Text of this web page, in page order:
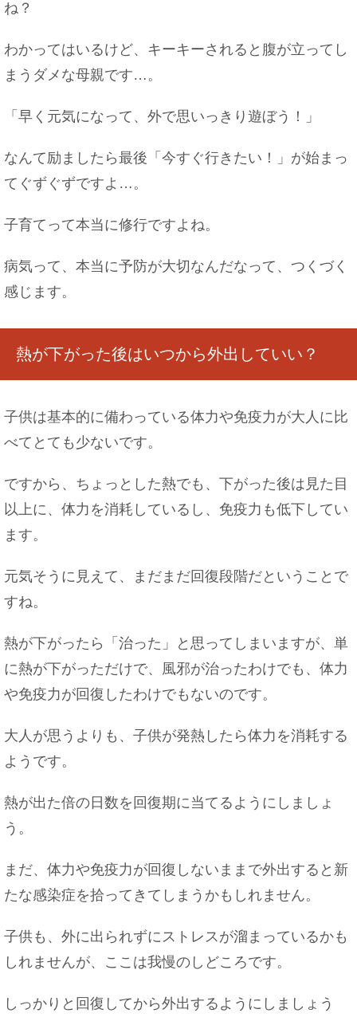
ね？
わかってはいるけど、キーキーされると腹が立ってし
まうダメな母親です…。
「早く元気になって、外で思いっきり遊ぼう！」
なんて励ましたら最後「今すぐ行きたい！」が始まっ
てぐずぐずですよ…。
子育てって本当に修行ですよね。
病気って、本当に予防が大切なんだなって、つくづく
感じます。
熱が下がった後はいつから外出していい？
子供は基本的に備わっている体力や免疫力が大人に比
べてとても少ないです。
ですから、ちょっとした熱でも、下がった後は見た目
以上に、体力を消耗しているし、免疫力も低下してい
ます。
元気そうに見えて、まだまだ回復段階だということで
すね。
熱が下がったら「治った」と思ってしまいますが、単
に熱が下がっただけで、風邪が治ったわけでも、体力
や免疫力が回復したわけでもないのです。
大人が思うよりも、子供が発熱したら体力を消耗する
ようです。
熱が出た倍の日数を回復期に当てるようにしましょ
う。
まだ、体力や免疫力が回復しないままで外出すると新
たな感染症を拾ってきてしまうかもしれません。
子供も、外に出られずにストレスが溜まっているかも
しれませんが、ここは我慢のしどころです。
しっかりと回復してから外出するようにしましょう